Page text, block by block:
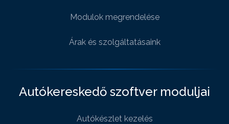
Modulok megrendelése
Árak és szolgáltatásaink
Autókereskedő szoftver moduljai
Autókészlet kezelés